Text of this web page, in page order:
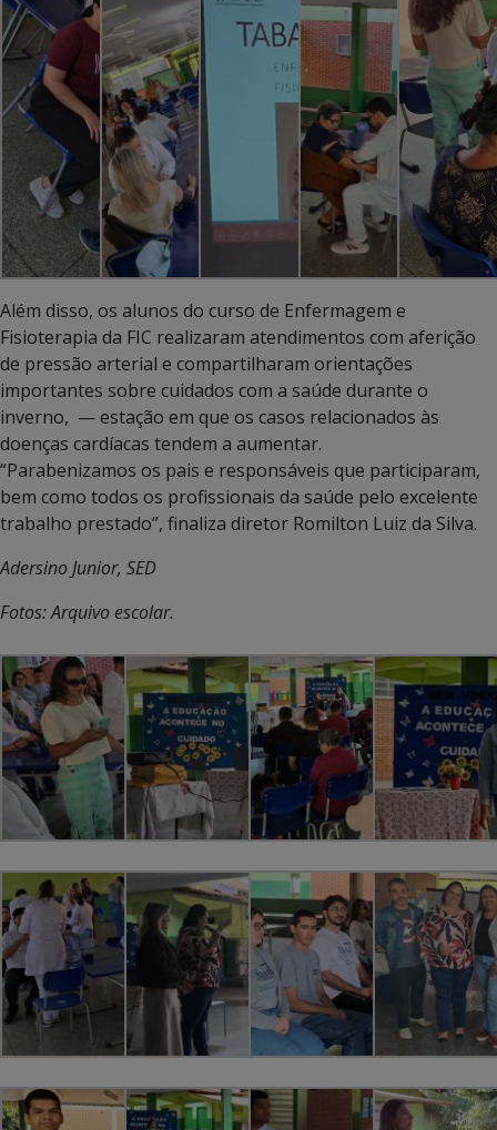
Além disso, os alunos do curso de Enfermagem e
Fisioterapia da FIC realizaram atendimentos com aferição
de pressão arterial e compartilharam orientações
importantes sobre cuidados com a saúde durante o
inverno, — estação em que os casos relacionados às
doenças cardíacas tendem a aumentar.
“Parabenizamos os pais e responsáveis que participaram,
bem como todos os profissionais da saúde pelo excelente
trabalho prestado”, finaliza diretor Romilton Luiz da Silva.
Adersino Junior, SED
Fotos: Arquivo escolar.